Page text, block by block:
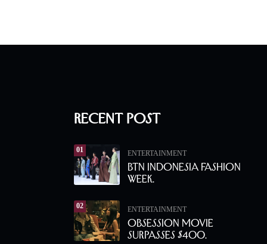
Recent Post
01 ENTERTAINMENT
BTN Indonesia Fashion
Week.
02 ENTERTAINMENT
Obsession Movie
Surpasses $400.